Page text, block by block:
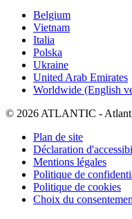
Belgium
Vietnam
Italia
Polska
Ukraine
United Arab Emirates
Worldwide (English
© 2026 ATLANTIC -
Plan de site
Déclaration
Mentions légales
Politique de
Politique de cookies
Choix du